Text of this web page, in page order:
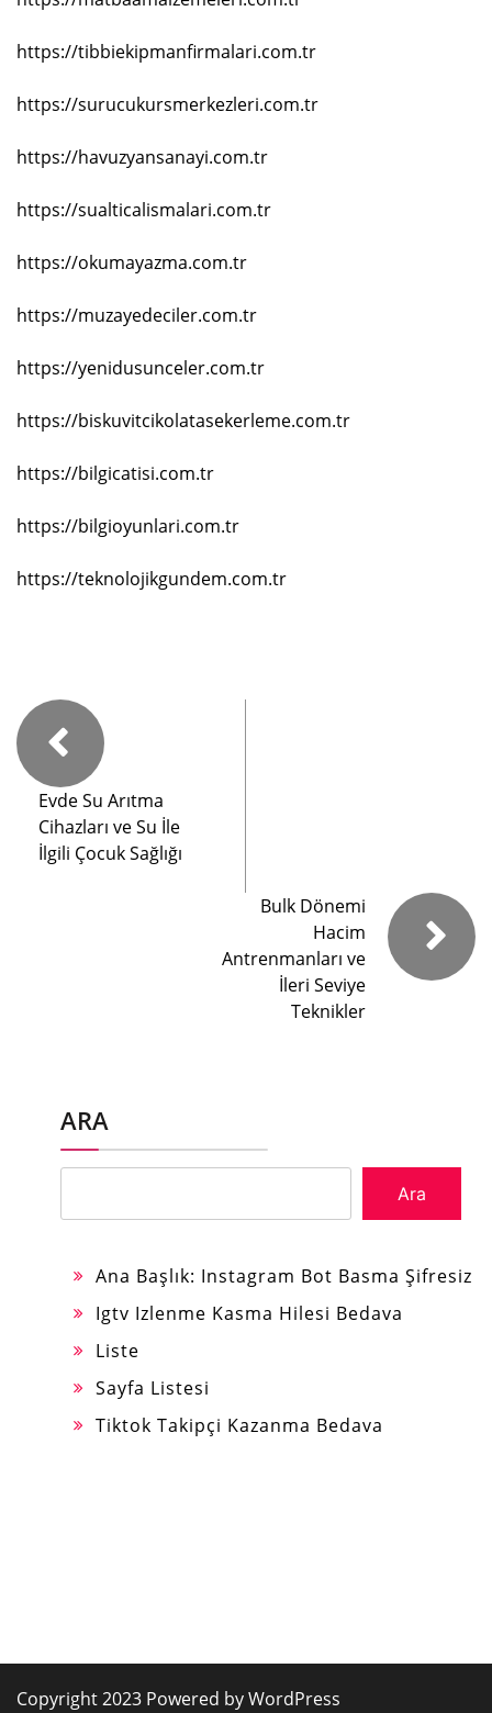
https://tibbiekipmanfirmalari.com.tr
https://surucukursmerkezleri.com.tr
https://havuzyansanayi.com.tr
https://sualticalismalari.com.tr
https://okumayazma.com.tr
https://muzayedeciler.com.tr
https://yenidusunceler.com.tr
https://biskuvitcikolatasekerleme.com.tr
https://bilgicatisi.com.tr
https://bilgioyunlari.com.tr
https://teknolojikgundem.com.tr
Evde Su Arıtma
Cihazları ve Su İle
İlgili Çocuk Sağlığı
Bulk Dönemi
Hacim
Antrenmanları ve
İleri Seviye
Teknikler
ARA
Ara
Ana Başlık: Instagram Bot Basma Şifresiz
Igtv Izlenme Kasma Hilesi Bedava
Liste
Sayfa Listesi
Tiktok Takipçi Kazanma Bedava
Copyright 2023 Powered by WordPress